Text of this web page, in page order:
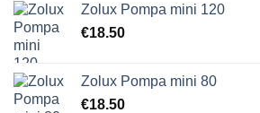
Zolux Pompa mini 120
€18.50
Zolux Pompa mini 80
€18.50